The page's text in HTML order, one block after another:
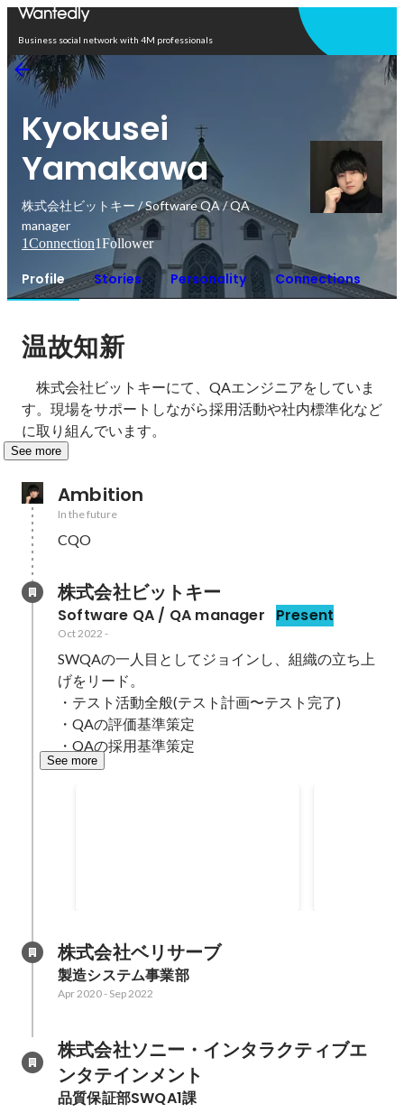
Business social network with 4M professionals
Kyokusei
Yamakawa
株式会社ビットキー / Software QA / QA
manager
1Connection1Follower
Profile Stories Personality Connections
温故知新
株式会社ビットキーにて、QAエンジニアをしていま
す。現場をサポートしながら採用活動や社内標準化など
に取り組んでいます。
See more
Ambition
In the future
CQO
株式会社ビットキー
Software QA / QA manager Present
Oct 2022 -
SWQAの一人目としてジョインし、組織の立ち上
げをリード。
・テスト活動全般(テスト計画〜テスト完了)
・QAの評価基準策定
・QAの採用基準策定
See more
株式会社ベリサーブ
製造システム事業部
Apr 2020- Sep 2022
株式会社ソニー・インタラクティブエ
ンタテインメント
品質保証部SWQA1課